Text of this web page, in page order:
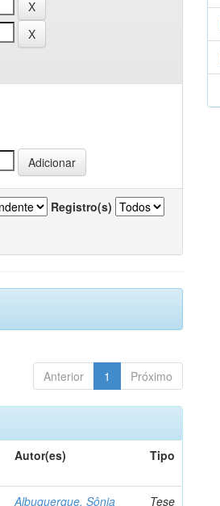
Registro(s)
Anterior 1 Próximo
Autor(es) Tipo
Albuquerque, Sônia Tese